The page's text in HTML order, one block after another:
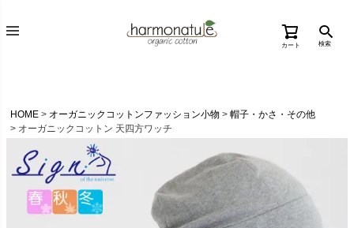
カート 検索
HOME オーガニックコットンファッション小物
帽子・かさ・その他
オーガニックコットン 天四方ワッチ